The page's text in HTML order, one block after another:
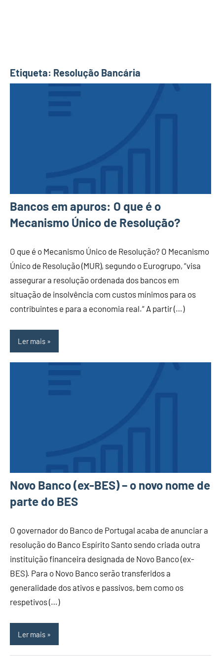
Etiqueta: Resolução Bancária
Bancos em apuros: O que é o
Mecanismo Único de Resolução?
O que é o Mecanismo Único de Resolução? O Mecanismo
Único de Resolução (MUR), segundo o Eurogrupo, “visa
assegurar a resolução ordenada dos bancos em
situação de insolvência com custos mínimos para os
contribuintes e para a economia real.“ A partir (…)
Ler mais
Novo Banco (ex-BES) – o novo nome de
parte do BES
O governador do Banco de Portugal acaba de anunciar a
resolução do Banco Espírito Santo sendo criada outra
instituição financeira designada de Novo Banco (ex-
BES). Para o Novo Banco serão transferidos a
generalidade dos ativos e passivos, bem como os
respetivos (…)
Ler mais